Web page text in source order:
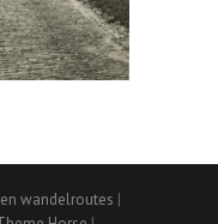
wandelroutes |